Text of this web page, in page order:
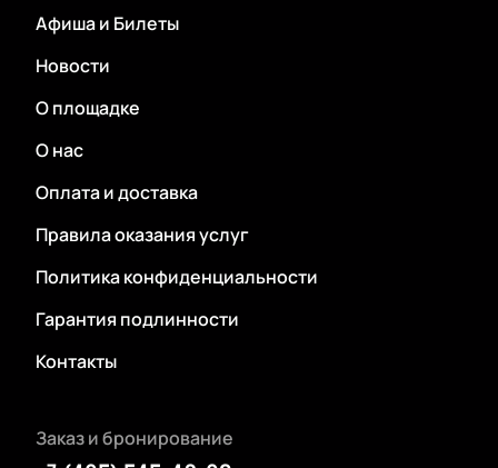
Афиша и Билеты
Новости
О площадке
О нас
Оплата и доставка
Правила оказания услуг
Политика конфиденциальности
Гарантия подлинности
Контакты
Заказ и бронирование